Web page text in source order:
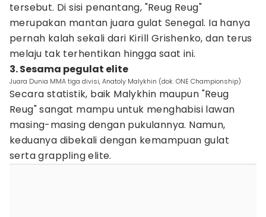
tersebut. Di sisi penantang, "Reug Reug"
merupakan mantan juara gulat Senegal. Ia hanya
pernah kalah sekali dari Kirill Grishenko, dan terus
melaju tak terhentikan hingga saat ini.
3. Sesama pegulat elite
Juara Dunia MMA tiga divisi, Anatoly Malykhin (dok. ONE Championship)
Secara statistik, baik Malykhin maupun "Reug
Reug" sangat mampu untuk menghabisi lawan
masing-masing dengan pukulannya. Namun,
keduanya dibekali dengan kemampuan gulat
serta grappling elite.